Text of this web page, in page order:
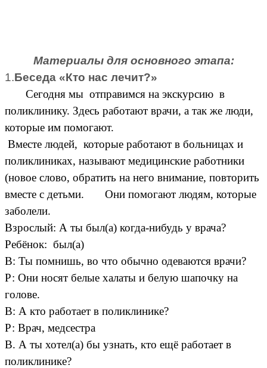
Материалы для основного этапа:
1.Беседа «Кто нас лечит?»
Сегодня мы отправимся на экскурсию в
поликлинику. Здесь работают врачи, а так же люди,
которые им помогают.
Вместе людей, которые работают в больницах и
поликлиниках, называют медицинские работники
(новое слово, обратить на него внимание, повторить
вместе с детьми. Они помогают людям, которые
заболели.
Взрослый: А ты был(а) когда-нибудь у врача?
Ребёнок: был(а)
В: Ты помнишь, во что обычно одеваются врачи?
Р: Они носят белые халаты и белую шапочку на
голове.
В: А кто работает в поликлинике?
Р: Врач, медсестра
В. А ты хотел(а) бы узнать, кто ещё работает в
поликлинике?